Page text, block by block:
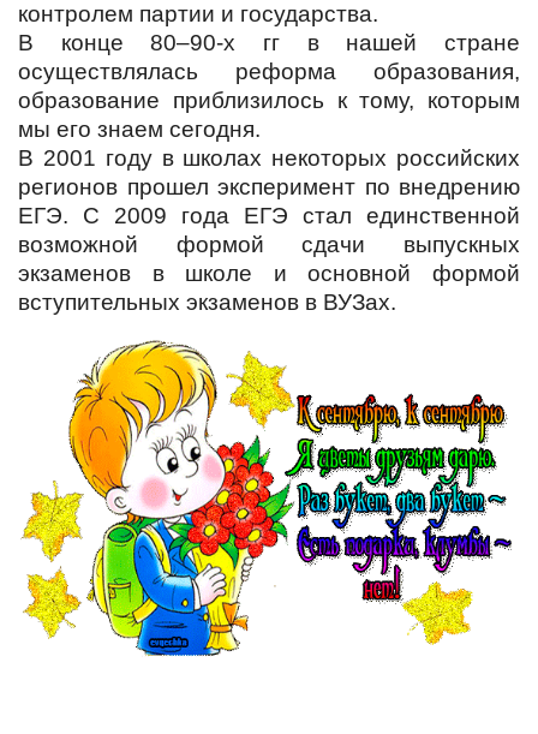
контролем партии и государства.
В конце 80–90-х гг в нашей стране
осуществлялась реформа образования,
образование приблизилось к тому, которым
мы его знаем сегодня.
В 2001 году в школах некоторых российских
регионов прошел эксперимент по внедрению
ЕГЭ. С 2009 года ЕГЭ стал единственной
возможной формой сдачи выпускных
экзаменов в школе и основной формой
вступительных экзаменов в ВУЗах.